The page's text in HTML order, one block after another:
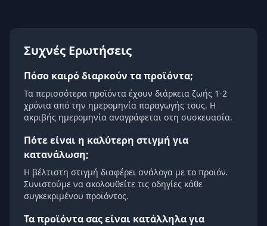
Συχνές Ερωτήσεις
Πόσο καιρό διαρκούν τα προϊόντα;
Τα περισσότερα προϊόντα έχουν διάρκεια ζωής 1-2
χρόνια από την ημερομηνία παραγωγής τους. Η
ακριβής ημερομηνία αναγράφεται στη συσκευασία.
Πότε είναι η καλύτερη στιγμή για
κατανάλωση;
Η βέλτιστη στιγμή διαφέρει ανάλογα με το προϊόν.
Συνιστούμε να ακολουθείτε τις οδηγίες κάθε
συγκεκριμένου προϊόντος.
Τα προϊόντα σας είναι κατάλληλα για